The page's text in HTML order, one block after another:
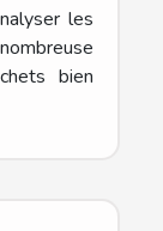
les
bien